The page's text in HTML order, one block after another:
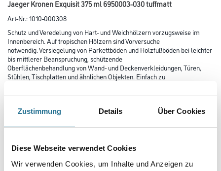
Zustimmung Details Über Cookies
Diese Webseite verwendet Cookies
Wir verwenden Cookies, um Inhalte und Anzeigen zu
Jaeger Kronen Exquisit 375 ml 6950003-030 tuffmatt
Art-Nr.:1010-000308
Schutz und Veredelung von Hart- und Weichhölzern vorzugsweise im
Innenbereich. Auf tropischen Hölzern sind Vorversuche
notwendig. Versiegelung von Parkettböden und Holzfußböden bei leichter
bis mittlerer Beanspruchung, schützende
Oberflächenbehandlung von Wand- und Deckenverkleidungen, Türen,
Stühlen, Tischplatten und ähnlichen Objekten. Einfach zu
kratzfeste Lackierungen mit hoher Füllkraft und langer
Glanzgrad